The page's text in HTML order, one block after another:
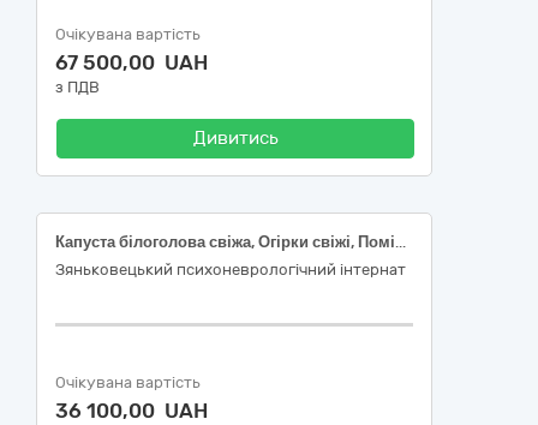
Очікувана вартість
67 500,00 UAH
з ПДВ
Дивитись
Капуста білоголова свіжа, Огірки свіжі, Помідори (томати) свіжі, Цибуля ріпчаста свіжа, Банани свіжі, Полуниця свіжа, Малина свіжа, Смородина чорна свіжа, Черешня свіжа
Зяньковецький психоневрологічний інтернат
Очікувана вартість
36 100,00 UAH